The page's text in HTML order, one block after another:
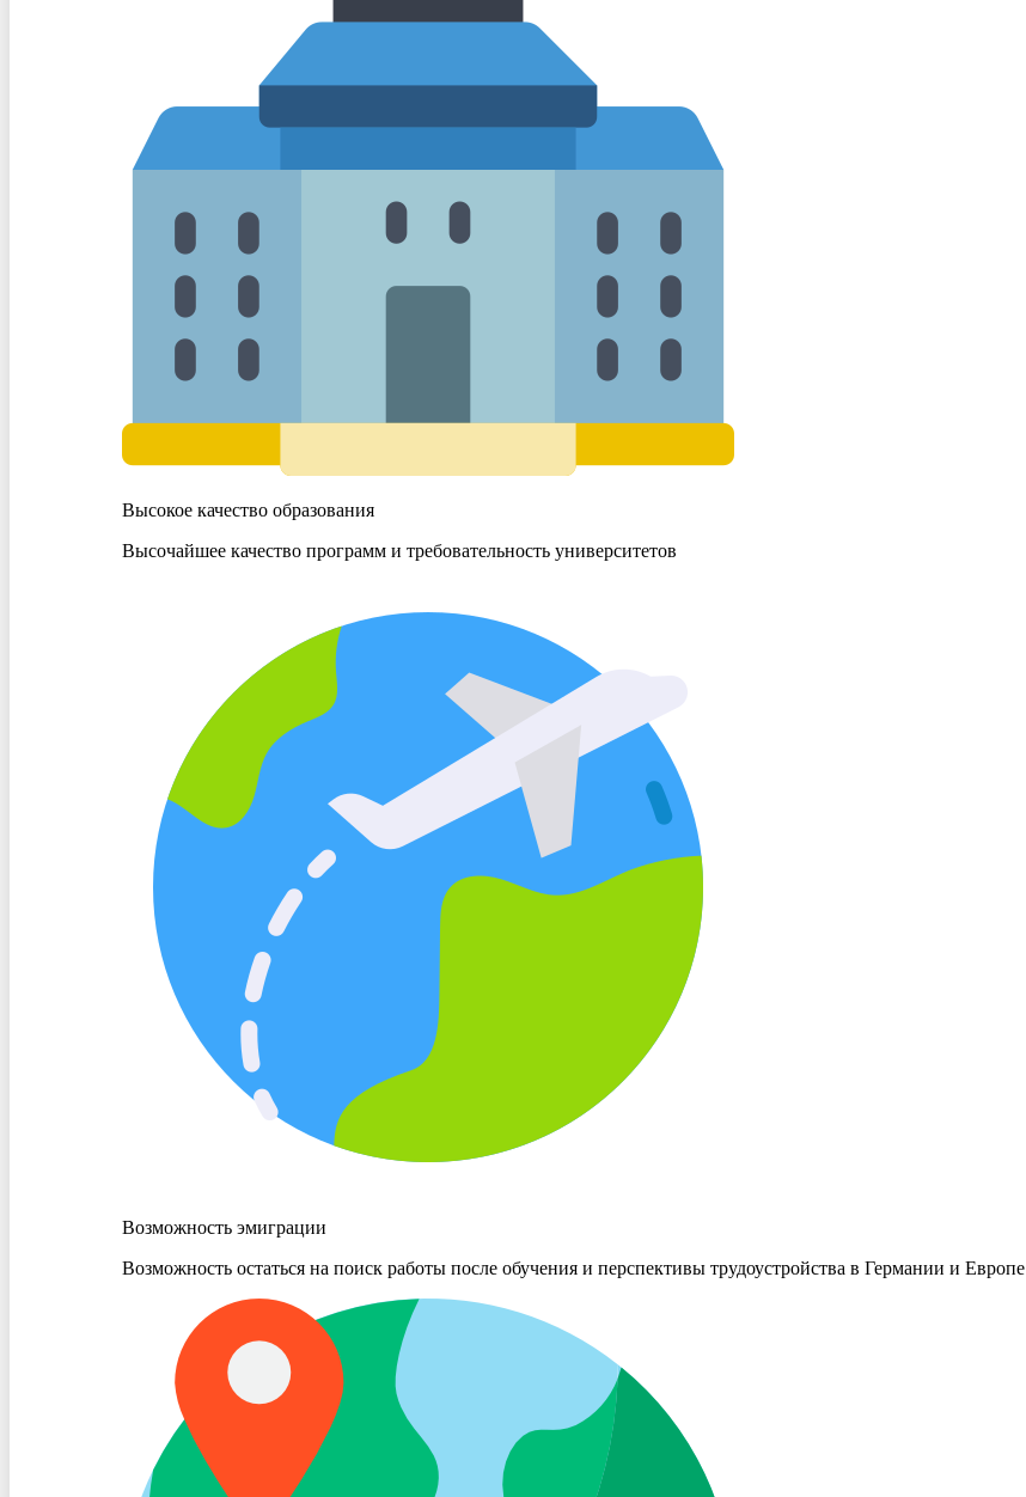
Высокое качество образования
Высочайшее качество программ и требовательность университетов
Возможность эмиграции
Возможность остаться на поиск работы после обучения и перспективы трудоустройства в Германии и Европе